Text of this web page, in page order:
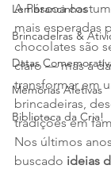
Lembrancinhas
Brincadeiras &
Datas
Memórias Afetivas
Biblioteca da Cria!
A Páscoa
mais esperadas
chocolates são
claro — mas a
transformar em
brincadeiras,
tradições em
Nos últimos
buscado ideias